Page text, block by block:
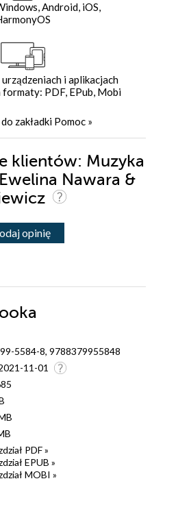
Android, iOS,
i aplikacjach
formaty: PDF, EPub, Mobi
zakładki Pomoc »
klientów: Muzyka
Nawara &
opinię
5584-8, 9788379955848
11-01
PDF »
EPUB »
MOBI »